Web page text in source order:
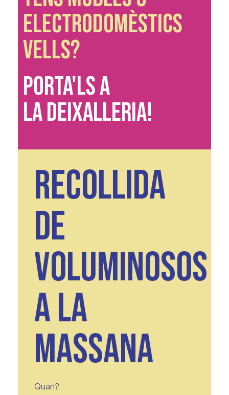
ELECTRODOMÈSTICs
VELLS?
PORTA'LS A
LA DEIXALLERIA!
RECOLLIDA
DE
VOLUMINOSOS
A LA
MASSANA
Quan?